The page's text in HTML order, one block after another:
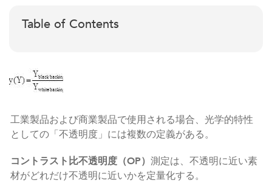
Table of Contents
工業製品および商業製品で使用される場合、光学的特性
としての「不透明度」には複数の定義がある。
コントラスト比不透明度（OP） 測定は、不透明に近い素
材がどれだけ不透明に近いかを定量化する。